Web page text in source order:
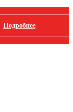
Подробнее